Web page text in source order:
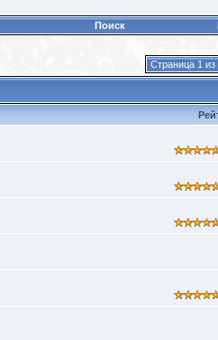
Поиск
Страница 1 из